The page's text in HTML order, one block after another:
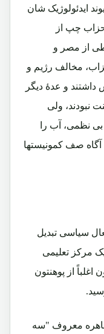
ایدئولوژیک شان
چپ از
از مصر و
مخالف رژیم و
و عدۀ دیگر
نبودند، ولی
نظمی، آب را
آگاه صف کمونیستها
سیاسی تبدیل
مرکز تعلیمی
از پوهنتون
معروف "سه